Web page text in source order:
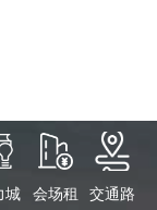
城
会场租
交通路